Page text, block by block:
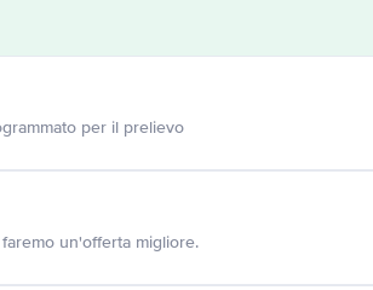
per il prelievo
un'offerta migliore.